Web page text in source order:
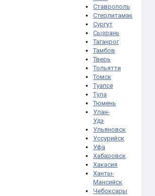
Ставрополь
Стерлитамак
Сургут
Сызрань
Таганрог
Тамбов
Тверь
Тольятти
Томск
Туапсе
Тула
Тюмень
Улан-
Удэ
Ульяновск
Уссурийск
Уфа
Хабаровск
Хакасия
Ханты-
Мансийск
Чебоксары